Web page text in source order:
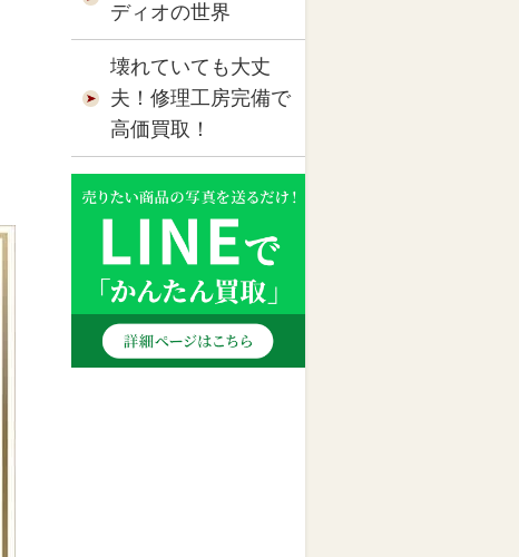
ディオの世界
壊れていても大丈
夫！修理工房完備で
高価買取！